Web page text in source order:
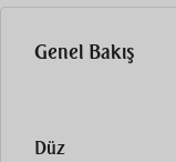
Genel Bakış
Düz